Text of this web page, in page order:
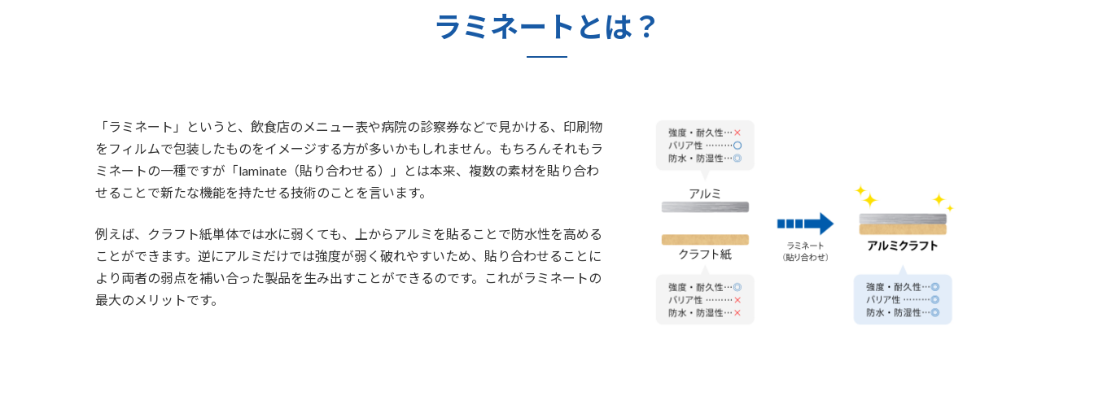
ラミネートとは？
「ラミネート」というと、飲食店のメニュー表や病院の診察券などで見かける、印刷物
をフィルムで包装したものをイメージする方が多いかもしれません。もちろんそれもラ
ミネートの一種ですが「laminate（貼り合わせる）」とは本来、複数の素材を貼り合わ
せることで新たな機能を持たせる技術のことを言います。
例えば、クラフト紙単体では水に弱くても、上からアルミを貼ることで防水性を高める
ことができます。逆にアルミだけでは強度が弱く破れやすいため、貼り合わせることに
より両者の弱点を補い合った製品を生み出すことができるのです。これがラミネートの
最大のメリットです。